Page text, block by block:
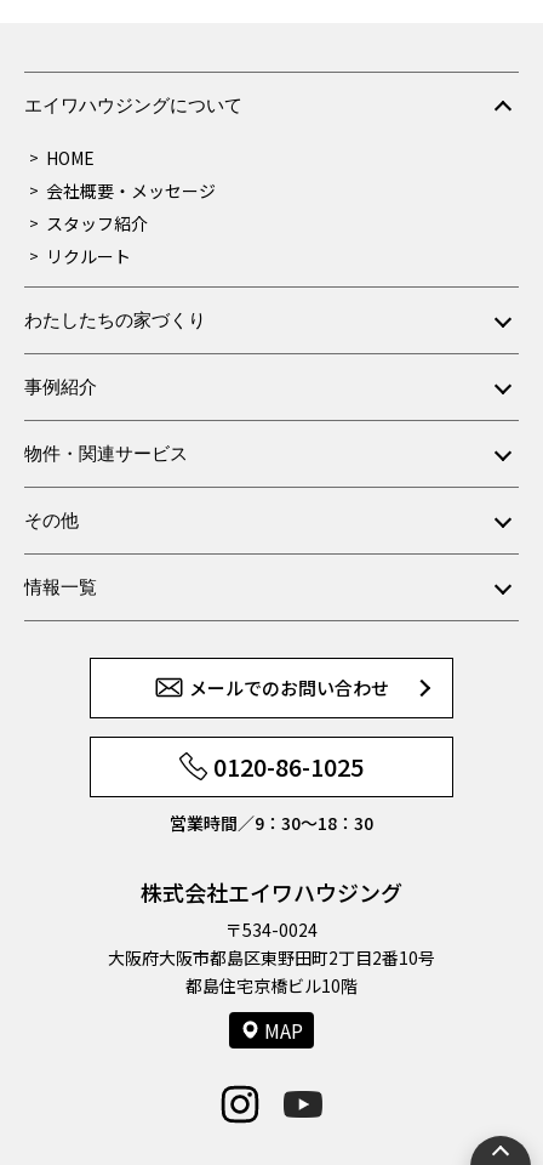
エイワハウジングについて
HOME
会社概要・メッセージ
スタッフ紹介
リクルート
わたしたちの家づくり
事例紹介
物件・関連サービス
その他
情報一覧
メールでのお問い合わせ
0120-86-1025
営業時間／9：30〜18：30
株式会社エイワハウジング
〒534-0024
大阪府大阪市都島区東野田町2丁目2番10号
都島住宅京橋ビル10階
MAP